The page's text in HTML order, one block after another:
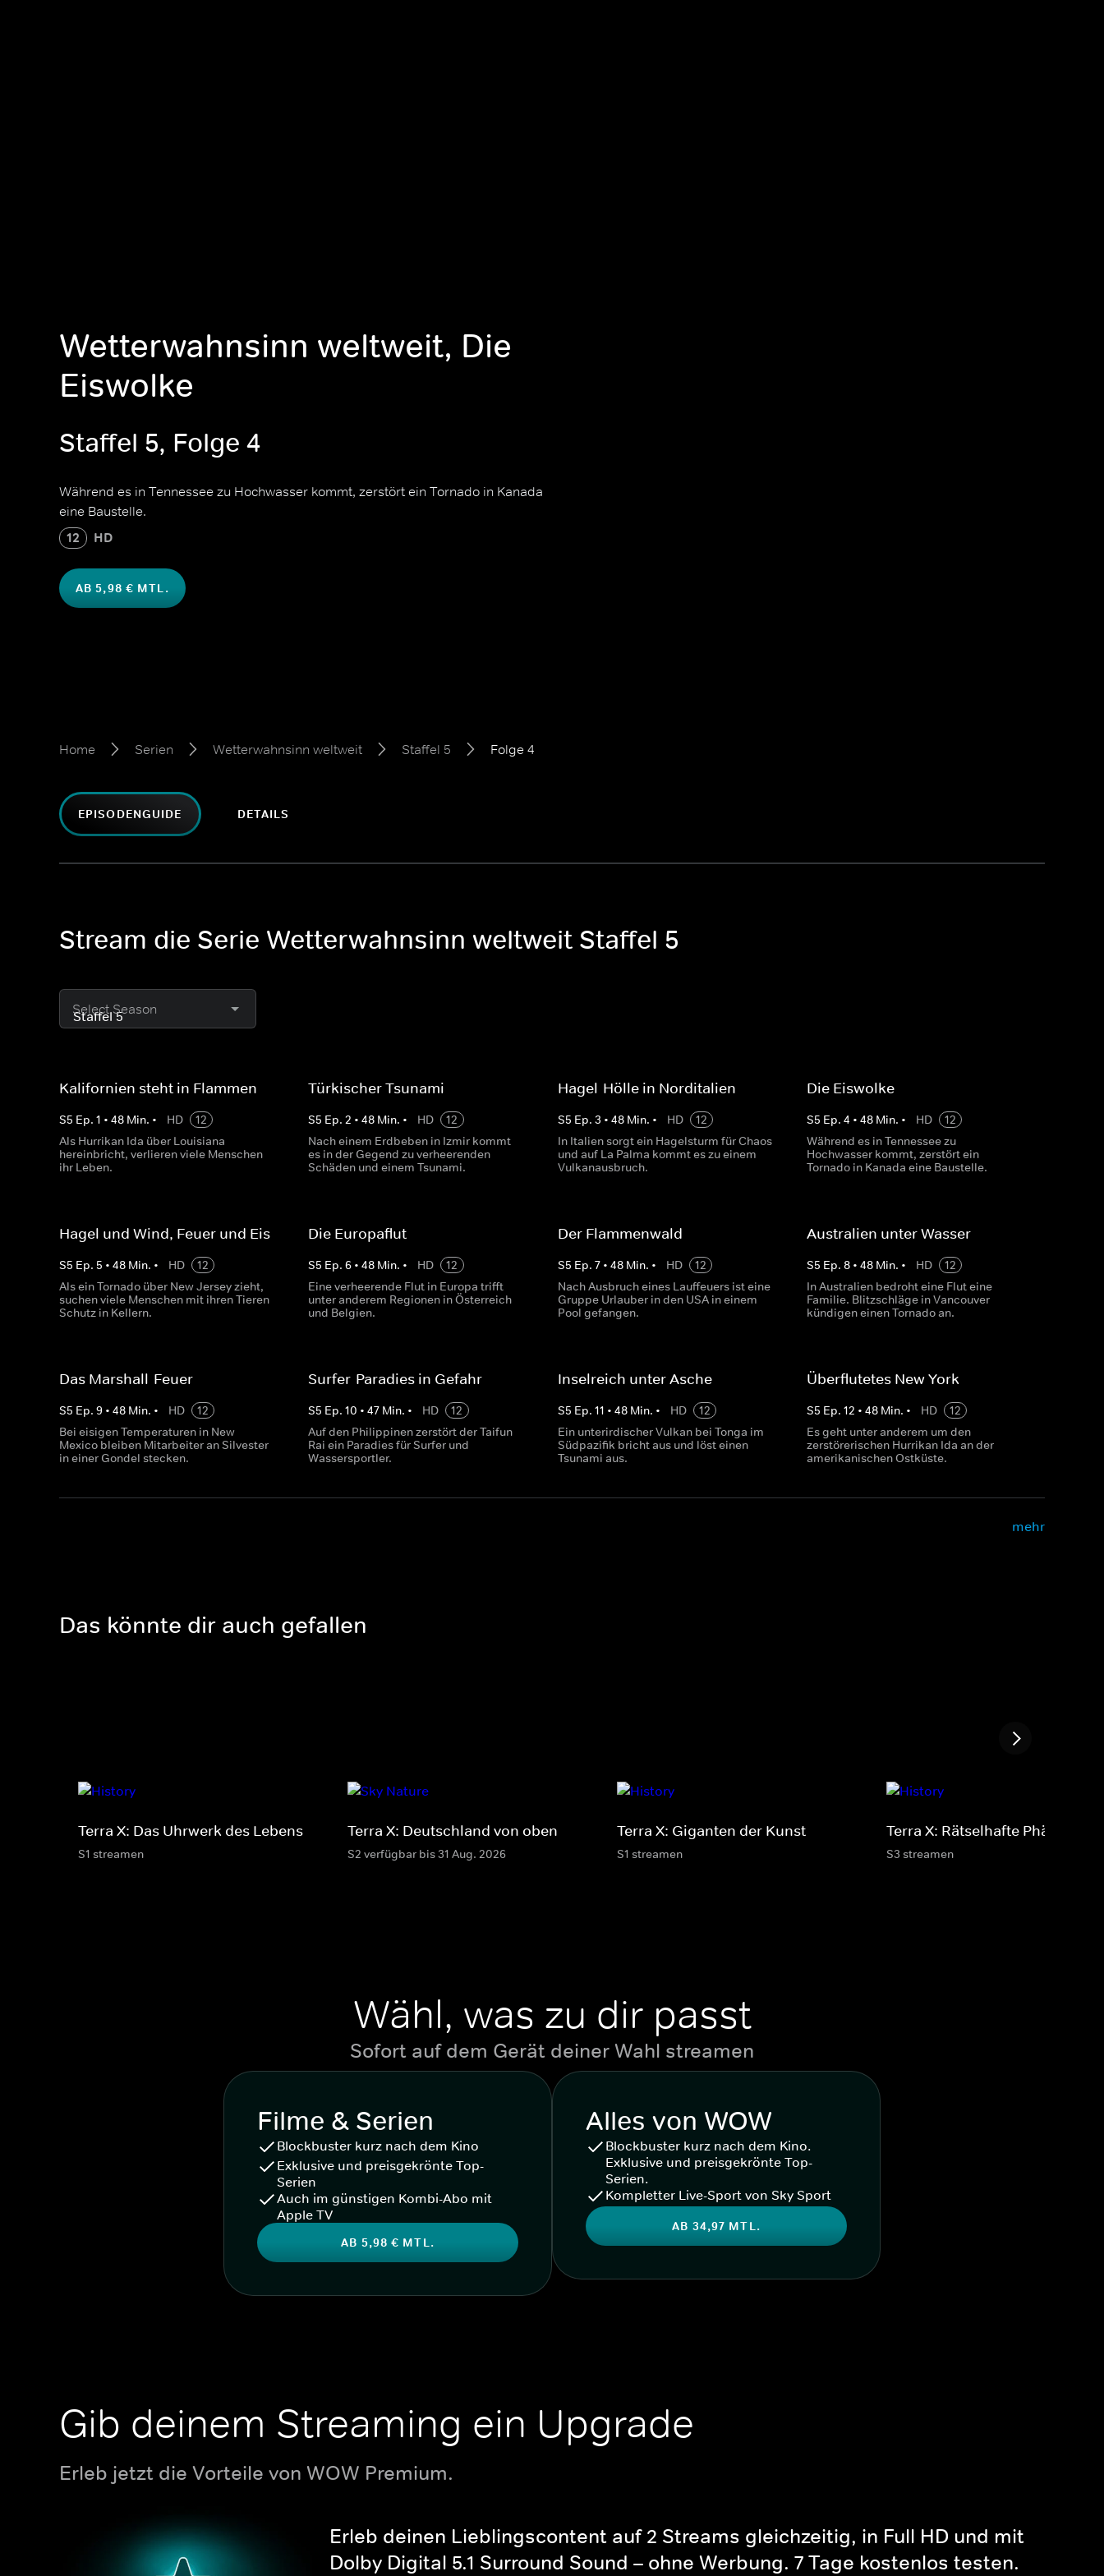
Wetterwahnsinn weltweit, Die
Eiswolke
Staffel 5, Folge 4
Während es in Tennessee zu Hochwasser kommt, zerstört ein Tornado in Kanada
eine Baustelle.
12 HD
AB 5,98 € MTL.
Home Serien Wetterwahnsinn weltweit Staffel 5 Folge 4
EPISODENGUIDE DETAILS
Stream die Serie Wetterwahnsinn weltweit Staffel 5
Select Season
Kalifornien steht in Flammen
S5 Ep. 1 • 48 Min. • HD
12
Als Hurrikan Ida über Louisiana
hereinbricht, verlieren viele Menschen
ihr Leben.
Türkischer Tsunami
S5 Ep.2 •48 Min. • HD
12
Nach einem Erdbeben in Izmir kommt
es in der Gegend zu verheerenden
Schäden und einem Tsunami.
Hagel-Hölle in Norditalien
S5 Ep. 3 • 48Min. • HD
12
In Italien sorgt ein Hagelsturm für Chaos
und auf La Palma kommt es zu einem
Vulkanausbruch.
Die Eiswolke
S5 Ep. 4 • 48Min. • HD
12
Während es in Tennessee zu
Hochwasser kommt, zerstört ein
Tornado in Kanada eine Baustelle.
Hagel und Wind, Feuer und Eis
S5 Ep. 5 • 48 Min. • HD
12
Als ein Tornado über New Jersey zieht,
suchen viele Menschen mit ihren Tieren
Schutz in Kellern.
Die Europaflut
S5 Ep.6 •48 Min. • HD
12
Eine verheerende Flut in Europa trifft
unter anderem Regionen in Österreich
und Belgien.
Der Flammenwald
S5 Ep. 7• 48Min. • HD
12
Nach Ausbruch eines Lauffeuers ist eine
Gruppe Urlauber in den USA in einem
Pool gefangen.
Australien unter Wasser
S5 Ep. 8• 48Min. • HD
12
In Australien bedroht eine Flut eine
Familie. Blitzschläge in Vancouver
kündigen einen Tornado an.
Das Marshall-Feuer
S5 Ep. 9 • 48 Min. • HD
12
Bei eisigen Temperaturen in New
Mexico bleiben Mitarbeiter an Silvester
in einer Gondel stecken.
Surfer-Paradies in Gefahr
S5 Ep.10 •47 Min. • HD
12
Auf den Philippinen zerstört der Taifun
Rai ein Paradies für Surfer und
Wassersportler.
Inselreich unter Asche
S5 Ep. 11 • 48Min. • HD
12
Ein unterirdischer Vulkan bei Tonga im
Südpazifik bricht aus und löst einen
Tsunami aus.
Überflutetes New York
S5 Ep. 12 • 48Min. • HD
12
Es geht unter anderem um den
zerstörerischen Hurrikan Ida an der
amerikanischen Ostküste.
mehr
Das könnte dir auch gefallen
Terra X: Das Uhrwerk des Lebens
S1 streamen
Terra X: Deutschland von oben
S2 verfügbar bis 31 Aug. 2026
Terra X: Giganten der Kunst
S1 streamen
Terra X: Rätselhafte
S3 streamen
Wähl, was zu dir passt
Sofort auf dem Gerät deiner Wahl streamen
Filme & Serien
Blockbuster kurz nach dem Kino
Exklusive und preisgekrönte Top-
Serien
Auch im günstigen Kombi-Abo mit
Apple TV
AB 5,98 € MTL.
Alles von WOW
Blockbuster kurz nach dem Kino.
Exklusive und preisgekrönte Top-
Serien.
Kompletter Live-Sport von Sky Sport
AB 34,97 MTL.
Gib deinem Streaming ein Upgrade
Erleb jetzt die Vorteile von WOW Premium.
Erleb deinen Lieblingscontent auf 2 Streams gleichzeitig, in Full HD und mit
Dolby Digital 5.1 Surround Sound – ohne Werbung. 7 Tage kostenlos testen.